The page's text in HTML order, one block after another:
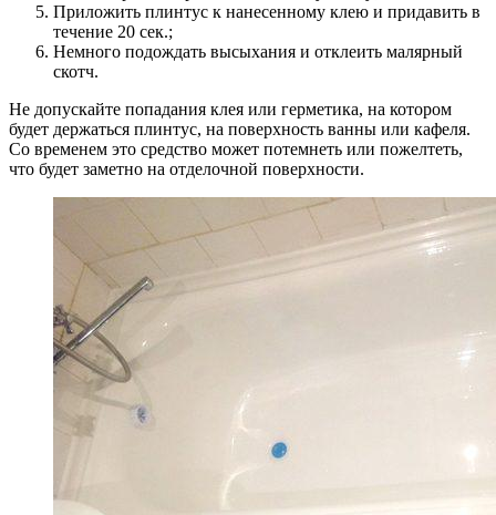
Приложить плинтус к нанесенному клею и придавить в
течение 20 сек.;
Немного подождать высыхания и отклеить малярный
скотч.
Не допускайте попадания клея или герметика, на котором
будет держаться плинтус, на поверхность ванны или кафеля.
Со временем это средство может потемнеть или пожелтеть,
что будет заметно на отделочной поверхности.